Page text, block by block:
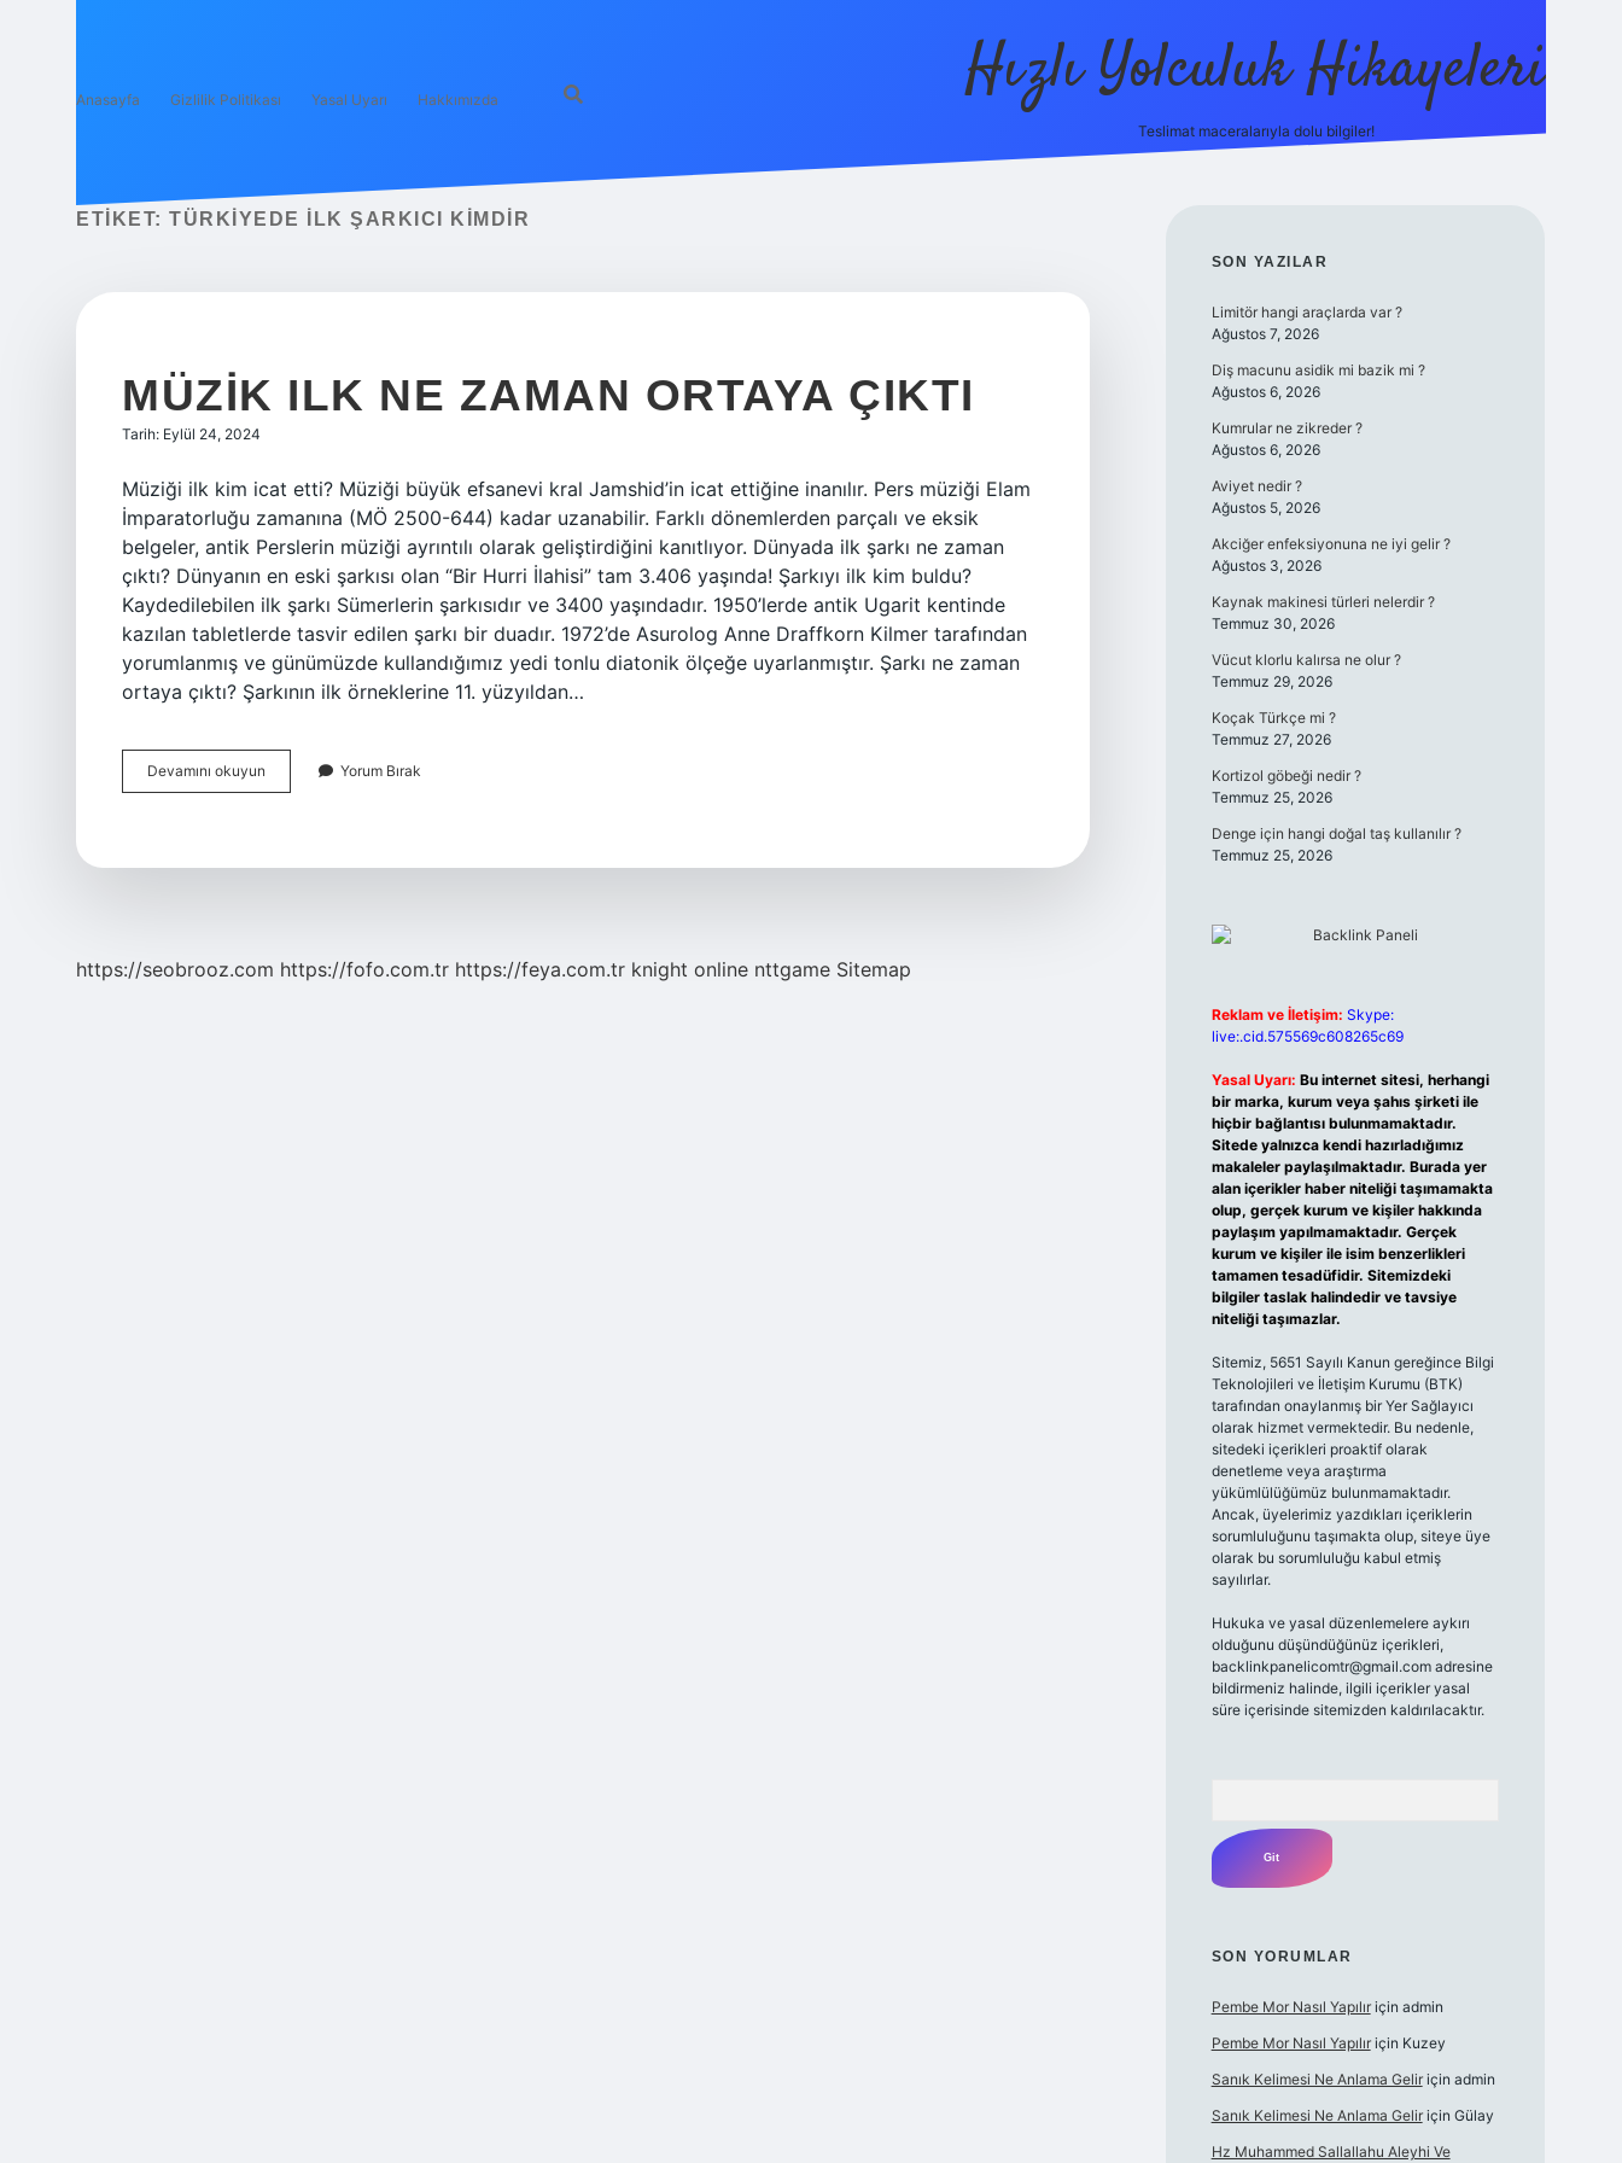
Anasayfa Gizlilik Politikası Yasal Uyarı Hakkımızda Hızlı Yolculuk Hikayeleri
Teslimat maceralarıyla dolu bilgiler!
ETIKET: TÜRKIYEDE ILK ŞARKICI KIMDIR
MÜZIK ILK NE ZAMAN ORTAYA ÇIKTI
Tarih: Eylül 24, 2024
Müziği ilk kim icat etti? Müziği büyük efsanevi kral Jamshid’in icat ettiğine inanılır. Pers müziği Elam
İmparatorluğu zamanına (MÖ 2500-644) kadar uzanabilir. Farklı dönemlerden parçalı ve eksik
belgeler, antik Perslerin müziği ayrıntılı olarak geliştirdiğini kanıtlıyor. Dünyada ilk şarkı ne zaman
çıktı? Dünyanın en eski şarkısı olan “Bir Hurri İlahisi” tam 3.406 yaşında! Şarkıyı ilk kim buldu?
Kaydedilebilen ilk şarkı Sümerlerin şarkısıdır ve 3400 yaşındadır. 1950’lerde antik Ugarit kentinde
kazılan tabletlerde tasvir edilen şarkı bir duadır. 1972’de Asurolog Anne Draffkorn Kilmer tarafından
yorumlanmış ve günümüzde kullandığımız yedi tonlu diatonik ölçeğe uyarlanmıştır. Şarkı ne zaman
ortaya çıktı? Şarkının ilk örneklerine 11. yüzyıldan…
Devamını okuyun
Ilk
Yorum Bırak
https://seobrooz.com https://fofo.com.tr https://feya.com.tr knight online nttgame Sitemap
SIDEBAR
SON YAZILAR
Limitör hangi araçlarda var ?
Ağustos 7, 2026
Diş macunu asidik mi bazik mi ?
Ağustos 6, 2026
Kumrular ne zikreder ?
Ağustos 6, 2026
Aviyet nedir ?
Ağustos 5, 2026
Akciğer enfeksiyonuna ne iyi gelir ?
Ağustos 3, 2026
Kaynak makinesi türleri nelerdir ?
Temmuz 30, 2026
Vücut klorlu kalırsa ne olur ?
Temmuz 29, 2026
Koçak Türkçe mi ?
Temmuz 27, 2026
Kortizol göbeği nedir ?
Temmuz 25, 2026
Denge için hangi doğal taş kullanılır ?
Temmuz 25, 2026
Reklam ve İletişim: Skype:
live:.cid.575569c608265c69
Yasal Uyarı: Bu internet sitesi, herhangi
bir marka, kurum veya şahıs şirketi ile
hiçbir bağlantısı bulunmamaktadır.
Sitede yalnızca kendi hazırladığımız
makaleler paylaşılmaktadır. Burada yer
alan içerikler haber niteliği taşımamakta
olup, gerçek kurum ve kişiler hakkında
paylaşım yapılmamaktadır. Gerçek
kurum ve kişiler ile isim benzerlikleri
tamamen tesadüfidir. Sitemizdeki
bilgiler taslak halindedir ve tavsiye
niteliği taşımazlar.
Sitemiz, 5651 Sayılı Kanun gereğince Bilgi
Teknolojileri ve İletişim Kurumu (BTK)
tarafından onaylanmış bir Yer Sağlayıcı
olarak hizmet vermektedir. Bu nedenle,
sitedeki içerikleri proaktif olarak
denetleme veya araştırma
yükümlülüğümüz bulunmamaktadır.
Ancak, üyelerimiz yazdıkları içeriklerin
sorumluluğunu taşımakta olup, siteye üye
olarak bu sorumluluğu kabul etmiş
sayılırlar.
Hukuka ve yasal düzenlemelere aykırı
olduğunu düşündüğünüz içerikleri,
backlinkpanelicomtr@gmail.comadresine
bildirmeniz halinde, ilgili içerikler yasal
süre içerisinde sitemizden kaldırılacaktır.
SON YORUMLAR
Pembe Mor Nasıl Yapılıriçin admin
Pembe Mor Nasıl Yapılıriçin Kuzey
Sanık Kelimesi Ne Anlama Geliriçin admin
Sanık Kelimesi Ne Anlama Geliriçin Gülay
Hz Muhammed Sallallahu Aleyhi Ve